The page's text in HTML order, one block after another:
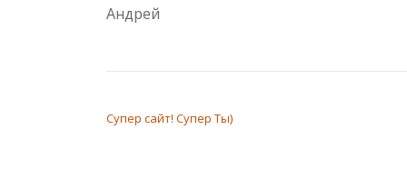
Андрей
Супер сайт! Супер Ты)